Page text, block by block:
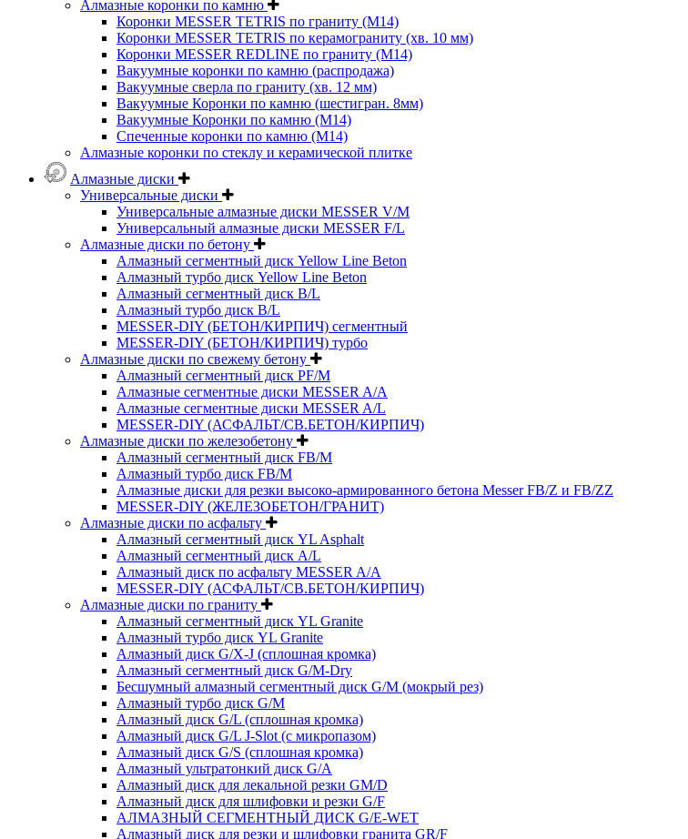
Алмазные коронки по камню
Коронки MESSER TETRIS по граниту (М14)
Коронки MESSER TETRIS по керамограниту (хв. 10 мм)
Коронки MESSER REDLINE по граниту (М14)
Вакуумные коронки по камню (распродажа)
Вакуумные сверла по граниту (хв. 12 мм)
Вакуумные Коронки по камню (шестигран. 8мм)
Вакуумные Коронки по камню (M14)
Спеченные коронки по камню (M14)
Алмазные коронки по стеклу и керамической плитке
Алмазные диски
Универсальные диски
Универсальные алмазные диски MESSER V/M
Универсальный алмазные диски MESSER F/L
Алмазные диски по бетону
Алмазный сегментный диск Yellow Line Beton
Алмазный турбо диск Yellow Line Beton
Алмазный сегментный диск B/L
Алмазный турбо диск B/L
MESSER-DIY (БЕТОН/КИРПИЧ) сегментный
MESSER-DIY (БЕТОН/КИРПИЧ) турбо
Алмазные диски по свежему бетону
Алмазный сегментный диск PF/M
Алмазные сегментные диски MESSER A/A
Алмазные сегментные диски MESSER A/L
MESSER-DIY (АСФАЛЬТ/СВ.БЕТОН/КИРПИЧ)
Алмазные диски по железобетону
Алмазный сегментный диск FB/M
Алмазный турбо диск FB/M
Алмазные диски для резки высоко-армированного бетона Messer FB/Z и FB/ZZ
MESSER-DIY (ЖЕЛЕЗОБЕТОН/ГРАНИТ)
Алмазные диски по асфальту
Алмазный сегментный диск YL Asphalt
Алмазный сегментный диск A/L
Алмазный диск по асфальту MESSER A/A
MESSER-DIY (АСФАЛЬТ/СВ.БЕТОН/КИРПИЧ)
Алмазные диски по граниту
Алмазный сегментный диск YL Granite
Алмазный турбо диск YL Granite
Алмазный диск G/X-J (сплошная кромка)
Алмазный сегментный диск G/M-Dry
Бесшумный алмазный сегментный диск G/M (мокрый рез)
Алмазный турбо диск G/M
Алмазный диск G/L (сплошная кромка)
Алмазный диск G/L J-Slot (с микропазом)
Алмазный диск G/S (сплошная кромка)
Алмазный ультратонкий диск G/A
Алмазный диск для лекальной резки GM/D
Алмазный диск для шлифовки и резки G/F
АЛМАЗНЫЙ СЕГМЕНТНЫЙ ДИСК G/E-WET
Алмазный диск для резки и шлифовки гранита GR/F